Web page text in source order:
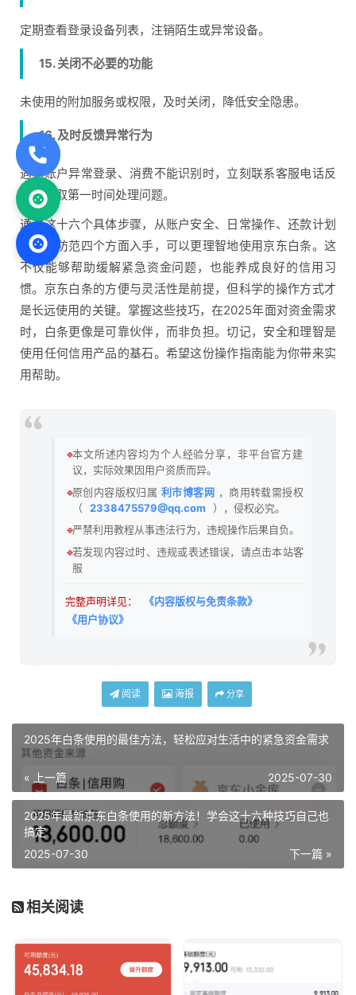
定期查看登录设备列表，注销陌生或异常设备。
15. 关闭不必要的功能
未使用的附加服务或权限，及时关闭，降低安全隐患。
16. 及时反馈异常行为
遇到账户异常登录、消费不能识别时，立刻联系客服电话反
馈，争取第一时间处理问题。
通过这十六个具体步骤，从账户安全、日常操作、还款计划
和风险防范四个方面入手，可以更理智地使用京东白条。这
不仅能够帮助缓解紧急资金问题，也能养成良好的信用习
惯。京东白条的方便与灵活性是前提，但科学的操作方式才
是长远使用的关键。掌握这些技巧，在2025年面对资金需求
时，白条更像是可靠伙伴，而非负担。切记，安全和理智是
使用任何信用产品的基石。希望这份操作指南能为你带来实
用帮助。
🔹本文所述内容均为个人经验分享，非平台官方建
议，实际效果因用户资质而异。
🔹原创内容版权归属 利市博客网 ，商用转载需授权
（
2338475579@qq.com
），侵权必究。
🔹严禁利用教程从事违法行为，违规操作后果自负。
🔹若发现内容过时、违规或表述错误，请点击本站客
服
完整声明详见：
《内容版权与免责条款》
《用户协议》
阅读 海报 分享
2025年白条使用的最佳方法，轻松应对生活中的紧急资金需求
« 上一篇 2025-07-30
2025年最新京东白条使用的新方法！学会这十六种技巧自己也
搞定
下一篇 »
2025-07-30
相关阅读